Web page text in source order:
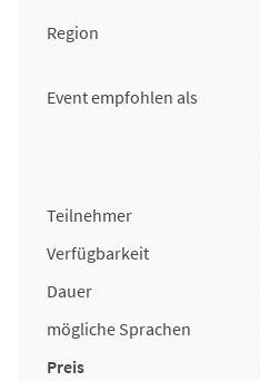
Region
Event empfohlen als
Teilnehmer
Verfügbarkeit
Dauer
mögliche Sprachen
Preis